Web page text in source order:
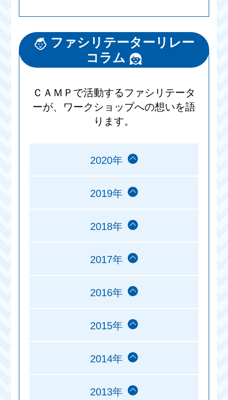
ファシリテーターリレー
コラム
ＣＡＭＰで活動するファシリテータ
ーが、ワークショップへの想いを語
ります。
2020年
2019年
2018年
2017年
2016年
2015年
2014年
2013年